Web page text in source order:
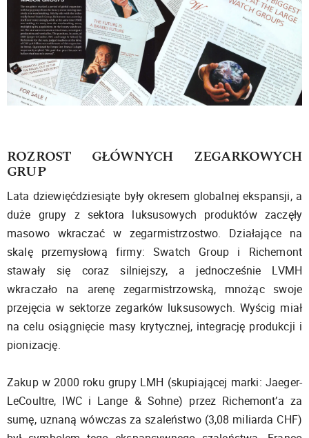
ROZROST GŁÓWNYCH ZEGARKOWYCH
GRUP
Lata dziewięćdziesiąte były okresem globalnej ekspansji, a
duże grupy z sektora luksusowych produktów zaczęły
masowo wkraczać w zegarmistrzostwo. Działające na
skalę przemysłową firmy: Swatch Group i Richemont
stawały się coraz silniejszy, a jednocześnie LVMH
wkraczało na arenę zegarmistrzowską, mnożąc swoje
przejęcia w sektorze zegarków luksusowych. Wyścig miał
na celu osiągnięcie masy krytycznej, integrację produkcji i
pionizację.
Zakup w 2000 roku grupy LMH (skupiającej marki: Jaeger-
LeCoultre, IWC i Lange & Sohne) przez Richemont’a za
sumę, uznaną wówczas za szaleństwo (3,08 miliarda CHF)